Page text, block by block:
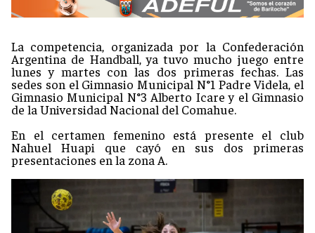
La competencia, organizada por la Confederación
Argentina de Handball, ya tuvo mucho juego entre
lunes y martes con las dos primeras fechas. Las
sedes son el Gimnasio Municipal N°1 Padre Videla, el
Gimnasio Municipal N°3 Alberto Icare y el Gimnasio
de la Universidad Nacional del Comahue.
En el certamen femenino está presente el club
Nahuel Huapi que cayó en sus dos primeras
presentaciones en la zona A.